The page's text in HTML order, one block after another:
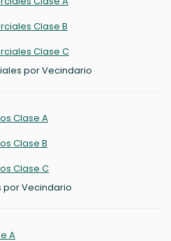
Clase B
Clase C
por Vecindario
Clase A
Clase B
Clase C
por Vecindario
A